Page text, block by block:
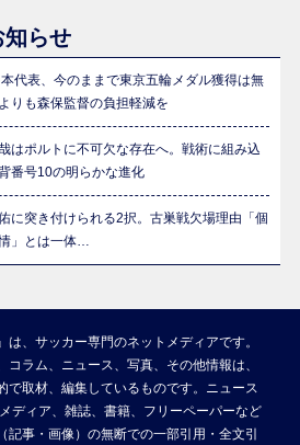
知らせ
代表、今のままで東京五輪メダル獲得は無
りも森保監督の負担軽減を
はポルトに不可欠な存在へ。戦術に組み込
番号10の明らかな進化
に突き付けられる2択。古巣戦欠場理由「個
」とは一体…
は、サッカー専門のネットメディアです。
ラム、ニュース、写真、その他情報は、
で取材、編集しているものです。ニュース
ディア、雑誌、書籍、フリーペーパーなど
記事・画像）の無断での一部引用・全文引